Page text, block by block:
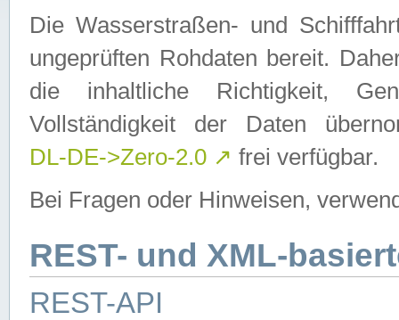
Die Wasserstraßen- und
ungeprüften Rohdaten bereit.
die inhaltliche Richtigkeit,
Vollständigkeit der Daten
DL-DE->Zero-2.0 ↗ frei verfügbar.
Bei Fragen oder Hinweisen,
REST- und XML-
REST-API